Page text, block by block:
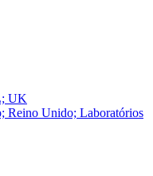
UK
Reino Unido; Laboratórios